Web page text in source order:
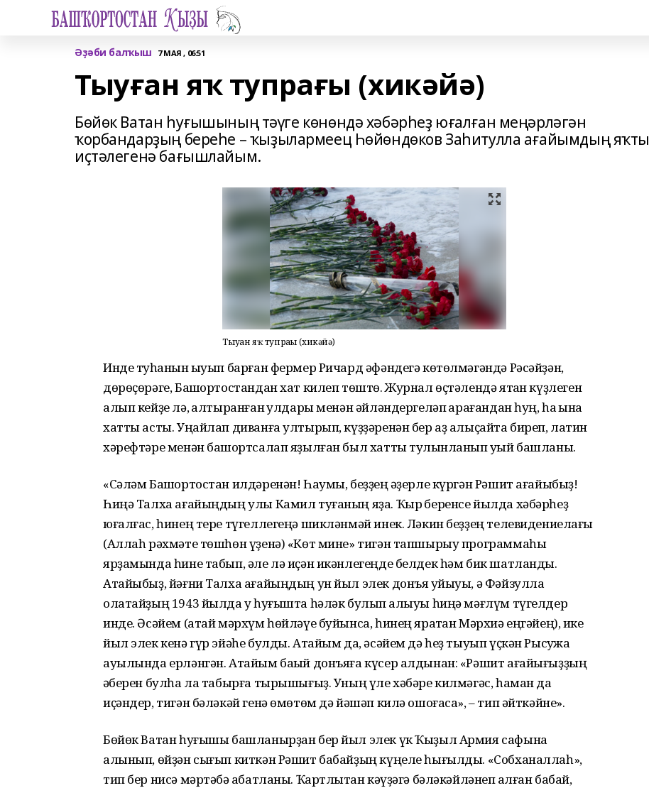
Әҙәби балҡыш 7 МАЯ , 06:51
Тыуған яҡ тупрағы (хикәйә)
Бөйөк Ватан һуғышының тәүге көнөндә хәбәрһеҙ юғалған меңәрләгән
ҡорбандарҙың береһе – ҡыҙылармеец Һөйөндөков Заһитулла ағайымдың яҡты
иҫтәлегенә бағышлайым.
Тыуған яҡ тупрағы (хикәйә)
Инде туҡһанын ҡыуып барған фермер Ричард әфәндегә көтөлмәгәндә Рәсәйҙән,
дөрөҫөрәге, Башҡортостандан хат килеп төштө. Журнал өҫтәлендә ятҡан күҙлеген
алып кейҙе лә, ҡалтыранған ҡулдары менән әйләндергеләп ҡарағандан һуң, һаҡ ҡына
хатты асты. Уңайлап диванға ултырып, күҙҙәренән бер аҙ алыҫайта биреп, латин
хәрефтәре менән башҡортсалап яҙылған был хатты тулҡынланып уҡый башланы.
«Сәләм Башҡортостан илдәренән! Һаумы, беҙҙең ҡәҙерле күргән Рәшит ағайыбыҙ!
Һиңә Талха ағайыңдың улы Камил туғаның яҙа. Ҡырҡ беренсе йылда хәбәрһеҙ
юғалғас, һинең тере түгеллегеңә шикләнмәй инек. Ләкин беҙҙең телевидениелағы
(Аллаһ рәхмәте төшһөн үҙенә) «Көт мине» тигән тапшырыу программаһы
ярҙамында һине табып, әле лә иҫән икәнлегеңде белдек һәм бик шатландыҡ.
Атайыбыҙ, йәғни Талха ағайыңдың ун йыл элек донъя ҡуйыуы, ә Фәйзулла
олатайҙың 1943 йылда уҡ һуғышта һәләк булып ҡалыуы һиңә мәғлүм түгелдер
инде. Әсәйем (атай мәрхүм һөйләүе буйынса, һинең яратҡан Мәрхиә еңгәйең), ике
йыл элек кенә гүр эйәһе булды. Атайым да, әсәйем дә һеҙ тыуып үҫкән Рысҡужа
ауылында ерләнгән. Атайым баҡый донъяға күсер алдынан: «Рәшит ағайығыҙҙың
ҡәберен булһа ла табырға тырышығыҙ. Уның үле хәбәре килмәгәс, һаман да
иҫәндер, тигән бәләкәй генә өмөтөм дә йәшәп килә ошоғаса», – тип әйткәйне».
Бөйөк Ватан һуғышы башланырҙан бер йыл элек үк Ҡыҙыл Армия сафына
алынып, өйҙән сығып киткән Рәшит бабайҙың күңеле һығылды. «Собханаллаһ»,
тип бер нисә мәртәбә ҡабатланы. Ҡартлыҡтан кәүҙәгә бәләкәйләнеп ҡалған бабай,